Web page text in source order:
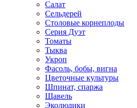
Салат
Сельдерей
Столовые корнеплоды
Серия Дуэт
Томаты
Тыква
Укроп
Фасоль, бобы, вигна
Цветочные культуры
Шпинат, спаржа
Щавель
Эколюдики